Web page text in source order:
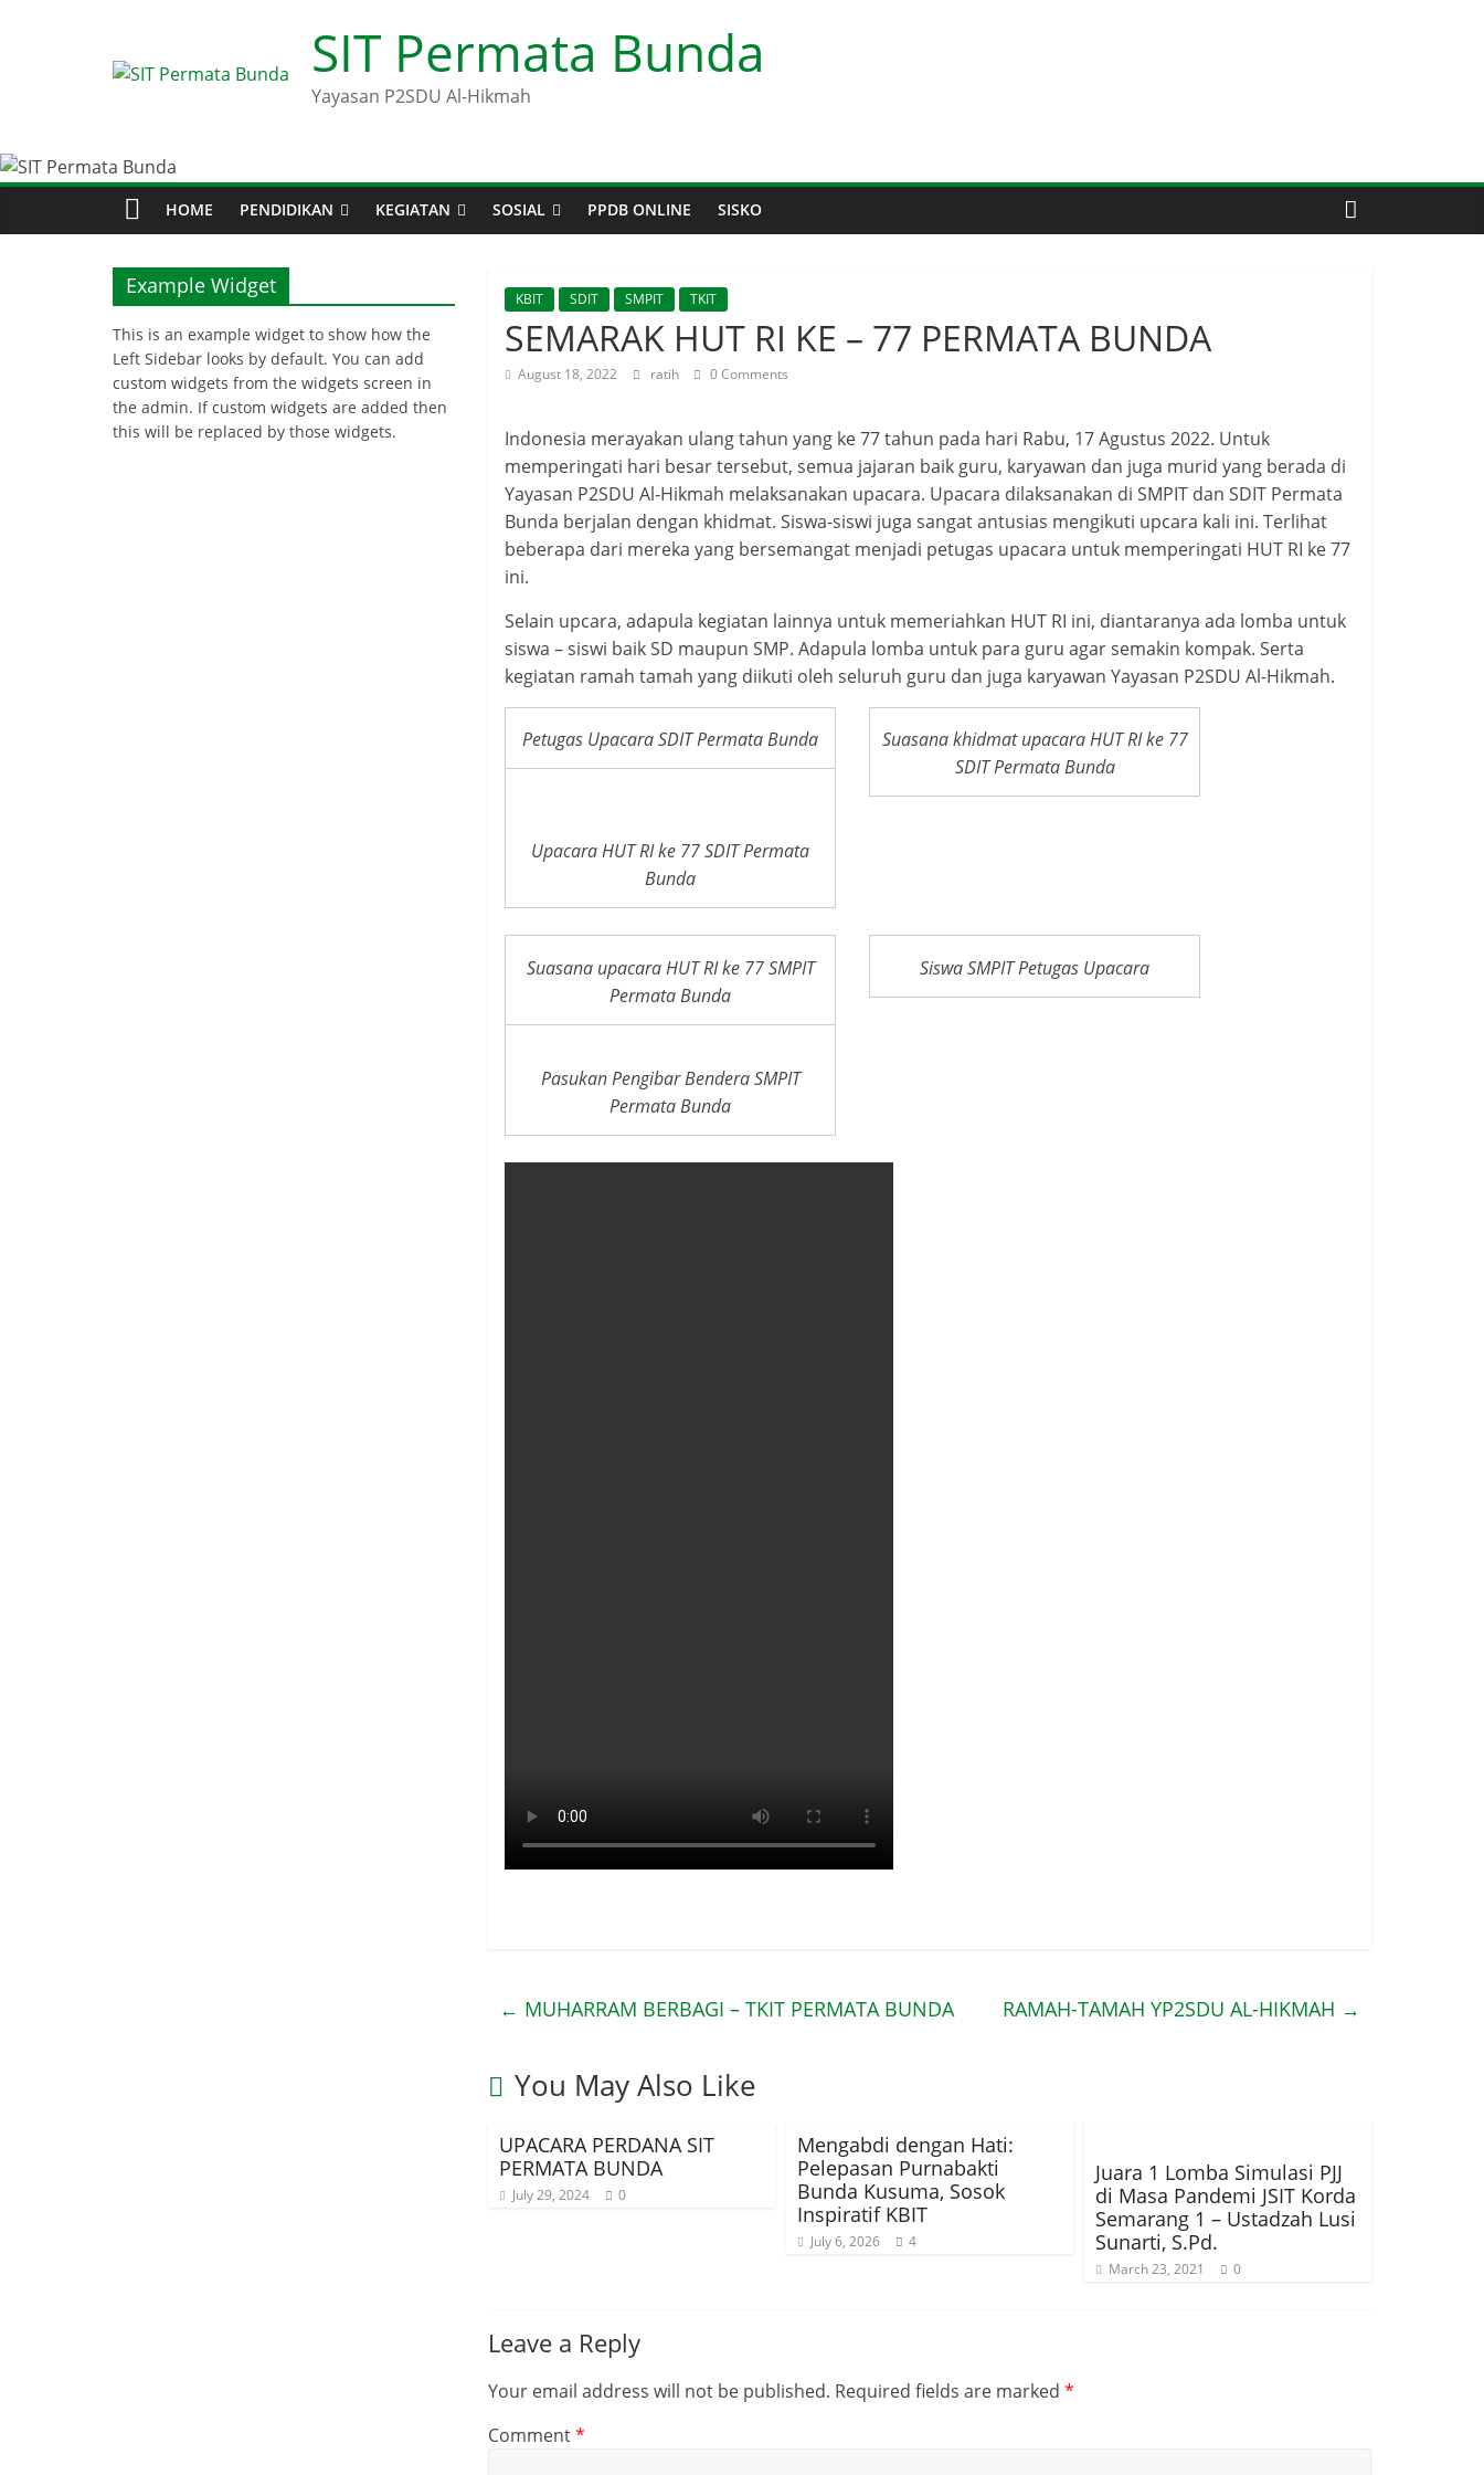
SIT Permata Bunda
Yayasan P2SDU Al-Hikmah
HOME PENDIDIKAN KEGIATAN SOSIAL PPDB ONLINE SISKO
KBIT SDIT SMPIT TKIT
SEMARAK HUT RI KE – 77 PERMATA BUNDA
August 18, 2022 ratih 0 Comments
Indonesia merayakan ulang tahun yang ke 77 tahun pada hari Rabu, 17 Agustus 2022. Untuk
memperingati hari besar tersebut, semua jajaran baik guru, karyawan dan juga murid yang berada di
Yayasan P2SDU Al-Hikmah melaksanakan upacara. Upacara dilaksanakan di SMPIT dan SDIT Permata
Bunda berjalan dengan khidmat. Siswa-siswi juga sangat antusias mengikuti upcara kali ini. Terlihat
beberapa dari mereka yang bersemangat menjadi petugas upacara untuk memperingati HUT RI ke 77
ini.
Selain upcara, adapula kegiatan lainnya untuk memeriahkan HUT RI ini, diantaranya ada lomba untuk
siswa – siswi baik SD maupun SMP. Adapula lomba untuk para guru agar semakin kompak. Serta
kegiatan ramah tamah yang diikuti oleh seluruh guru dan juga karyawan Yayasan P2SDU Al-Hikmah.
Petugas Upacara SDIT Permata Bunda
Suasana khidmat upacara HUT RI ke 77
SDIT Permata Bunda
Upacara HUT RI ke 77 SDIT Permata
Bunda
Suasana upacara HUT RI ke 77 SMPIT
Permata Bunda
Siswa SMPIT Petugas Upacara
Pasukan Pengibar Bendera SMPIT
Permata Bunda
← MUHARRAM BERBAGI – TKIT PERMATA BUNDA RAMAH-TAMAH YP2SDU AL-HIKMAH →
You May Also Like
UPACARA PERDANA SIT
PERMATA BUNDA
July 29, 2024 0
Mengabdi dengan Hati:
Pelepasan Purnabakti
Bunda Kusuma, Sosok
Inspiratif KBIT
July 6, 2026 4
Juara 1 Lomba Simulasi PJJ
di Masa Pandemi JSIT Korda
Semarang 1 – Ustadzah Lusi
Sunarti, S.Pd.
March 23, 2021 0
Leave a Reply
Your email address will not be published. Required fields are marked *
Comment*
Example Widget
This is an example widget to show how the
Left Sidebar looks by default. You can add
custom widgets from the widgets screen in
the admin. If custom widgets are added then
this will be replaced by those widgets.